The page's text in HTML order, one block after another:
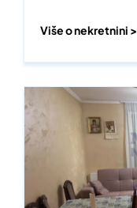
Više o nekretnini >